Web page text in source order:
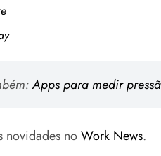
Apps para medir
novidades noWork News.